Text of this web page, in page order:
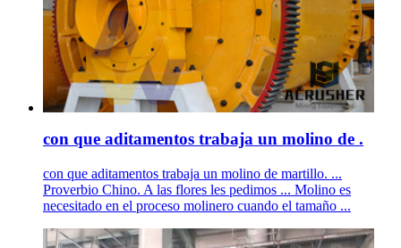
con que aditamentos trabaja un molino de .
con que aditamentos trabaja un molino de martillo. ...
Proverbio Chino. A las flores les pedimos ... Molino es
necesitado en el proceso molinero cuando el tamaño ...